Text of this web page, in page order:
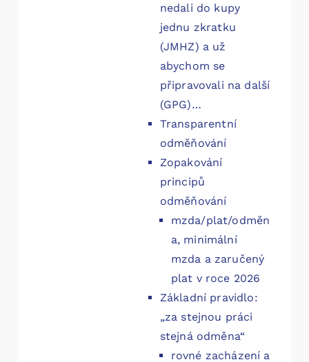
nedali do kupy
jednu zkratku
(JMHZ) a už
abychom se
připravovali na další
(GPG)…
Transparentní
odměňování
Zopakování
principů
odměňování
mzda/plat/odměn
a, minimální
mzda a zaručený
plat v roce 2026
Základní pravidlo:
„za stejnou práci
stejná odměna“
rovné zacházení a